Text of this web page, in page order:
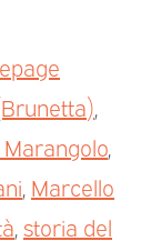
,
,
, Marcello
,storia del